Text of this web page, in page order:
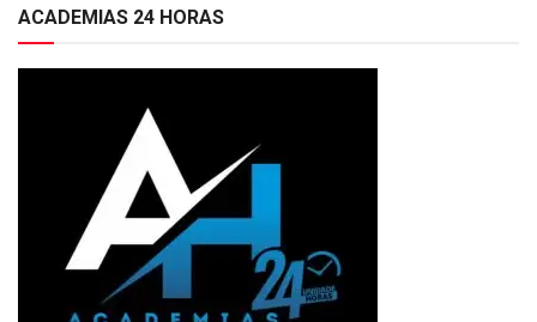
ACADEMIAS 24 HORAS